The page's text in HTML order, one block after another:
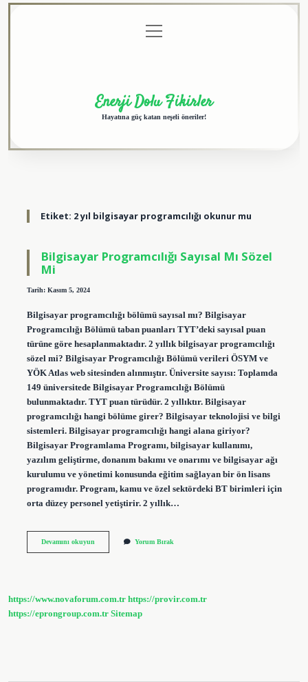
menüyü
aç
Enerji Dolu Fikirler
Hayatına güç katan neşeli öneriler!
Etiket: 2 yıl bilgisayar programcılığı okunur mu
Bilgisayar Programcılığı Sayısal Mı Sözel
Mi
Tarih: Kasım 5, 2024
Bilgisayar programcılığı bölümü sayısal mı? Bilgisayar
Programcılığı Bölümü taban puanları TYT’deki sayısal puan
türüne göre hesaplanmaktadır. 2 yıllık bilgisayar programcılığı
sözel mi? Bilgisayar Programcılığı Bölümü verileri ÖSYM ve
YÖK Atlas web sitesinden alınmıştır. Üniversite sayısı: Toplamda
149 üniversitede Bilgisayar Programcılığı Bölümü
bulunmaktadır. TYT puan türüdür. 2 yıllıktır. Bilgisayar
programcılığı hangi bölüme girer? Bilgisayar teknolojisi ve bilgi
sistemleri. Bilgisayar programcılığı hangi alana giriyor?
Bilgisayar Programlama Programı, bilgisayar kullanımı,
yazılım geliştirme, donanım bakımı ve onarımı ve bilgisayar ağı
kurulumu ve yönetimi konusunda eğitim sağlayan bir ön lisans
programıdır. Program, kamu ve özel sektördeki BT birimleri için
orta düzey personel yetiştirir. 2 yıllık…
Devamını okuyunBilgisayar
Yorum Bırak
https://www.novaforum.com.tr https://provir.com.tr
https://eprongroup.com.tr Sitemap